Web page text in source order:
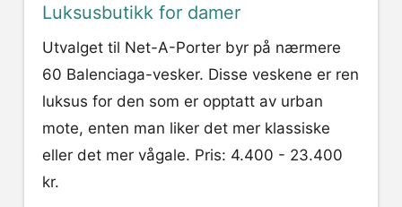
Luksusbutikk for damer
Utvalget til Net-A-Porter byr på nærmere
60 Balenciaga-vesker. Disse veskene er ren
luksus for den som er opptatt av urban
mote, enten man liker det mer klassiske
eller det mer vågale. Pris: 4.400 - 23.400
kr.